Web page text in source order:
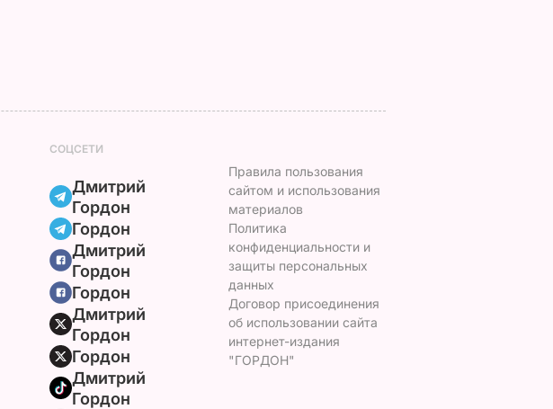
СОЦСЕТИ
Дмитрий
Гордон
Гордон
Дмитрий
Гордон
Гордон
Дмитрий
Гордон
Гордон
Дмитрий
Гордон
Правила пользования
сайтом и использования
материалов
Политика
конфиденциальности и
защиты персональных
данных
Договор присоединения
об использовании сайта
интернет-издания
"ГОРДОН"